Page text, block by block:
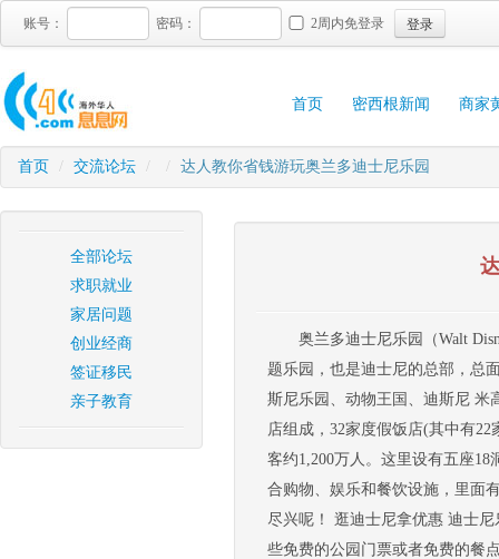
账号： 密码： 2周内免登录 登录
首页 密西根新闻 商家
首页 / 交流论坛 / / 达人教你省钱游玩奥兰多迪士尼乐园
全部论坛
求职就业
家居问题
创业经商
签证移民
亲子教育
奥兰多迪士尼乐园（Walt
题乐园，也是迪士尼的总部，总
斯尼乐园、动物王国、迪斯尼 米
店组成，32家度假饭店(其中有
客约1,200万人。这里设有五座
合购物、娱乐和餐饮设施，里面
尽兴呢！ 逛迪士尼拿优惠 迪士
些免费的公园门票或者免费的餐